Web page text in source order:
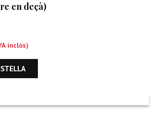
en deçà)
inclòs)